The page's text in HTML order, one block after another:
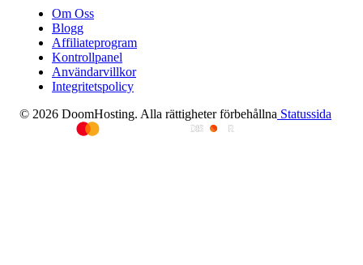
Om Oss
Blogg
Affiliateprogram
Kontrollpanel
Användarvillkor
Integritetspolicy
© 2026 DoomHosting. Alla rättigheter förbehållna Statussida